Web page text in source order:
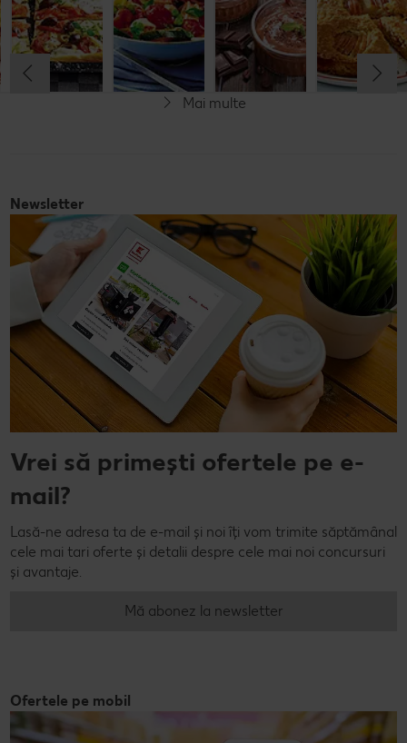
Cel mult 60 minute
Simplu
Cel mult 30 minute
Simplu
Cel mult 60 minute
Simplu
Cel mult 60 minute
Simplu
Mai multe
Newsletter
Vrei să primești ofertele pe e-
mail?
Lasă-ne adresa ta de e-mail și noi îți vom trimite săptămânal
cele mai tari oferte și detalii despre cele mai noi concursuri
și avantaje.
Mă abonez la newsletter
Ofertele pe mobil